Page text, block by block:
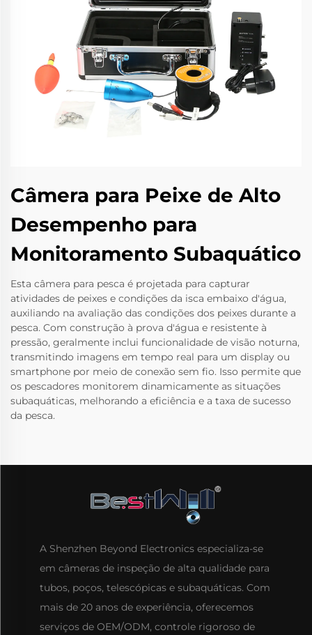
Câmera para Peixe de Alto
Desempenho para
Monitoramento Subaquático
Esta câmera para pesca é projetada para capturar
atividades de peixes e condições da isca embaixo d'água,
auxiliando na avaliação das condições dos peixes durante a
pesca. Com construção à prova d'água e resistente à
pressão, geralmente inclui funcionalidade de visão noturna,
transmitindo imagens em tempo real para um display ou
smartphone por meio de conexão sem fio. Isso permite que
os pescadores monitorem dinamicamente as situações
subaquáticas, melhorando a eficiência e a taxa de sucesso
da pesca.
A Shenzhen Beyond Electronics especializa-se
em câmeras de inspeção de alta qualidade para
tubos, poços, telescópicas e subaquáticas. Com
mais de 20 anos de experiência, oferecemos
serviços de OEM/ODM, controle rigoroso de